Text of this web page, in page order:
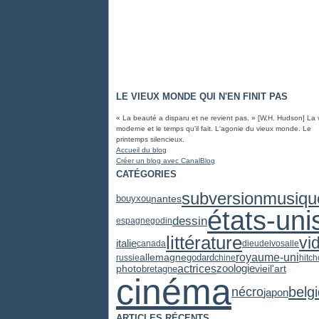
LE VIEUX MONDE QUI N'EN FINIT PAS
« La beauté a disparu et ne revient pas. » [W.H. Hudson] La
moderne et le temps qu'il fait. L'agonie du vieux monde. Le
printemps silencieux.
Accueil du blog
Créer un blog avec CanalBlog
CATÉGORIES
bouyxounantessubversion
espagnegodindessinétats-
italiecanada littératuredieudelvosalle
russieallemagnegodardchineroyaume-uni
photobretagneactriceszoologievieil'art
cinémanécrojapon